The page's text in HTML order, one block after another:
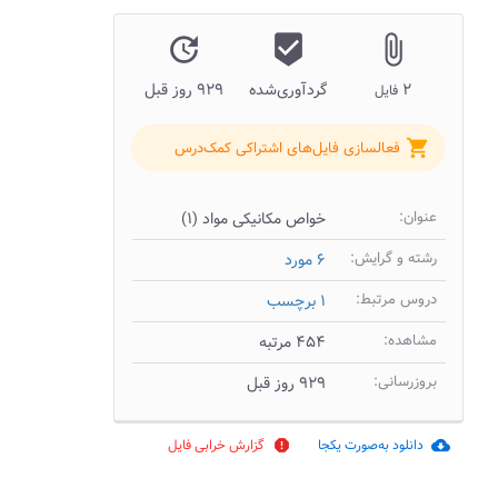
attach_file
۲ فایل
beenhere
گردآوری‌شده
update
۹۲۹ روز قبل
shopping_cart فعالسازی فایل‌های اشتراکی کمک‌درس
عنوان: خواص مکانیکی مواد (۱)
رشته و گرایش: ۶ مورد
دروس مرتبط: ۱ برچسب
مشاهده: ۴۵۴ مرتبه
بروزرسانی: ۹۲۹ روز قبل
cloud_download دانلود به‌صورت یکجا report گزارش خرابی فایل